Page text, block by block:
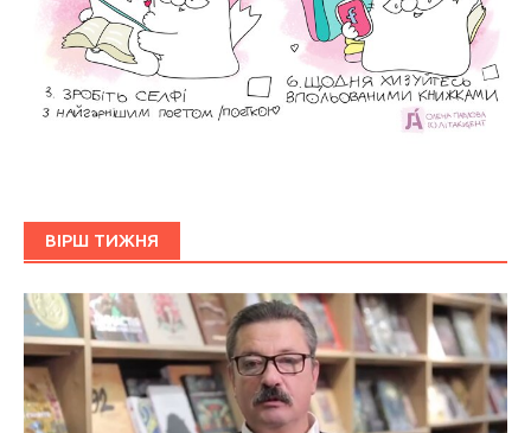
ВІРШ ТИЖНЯ